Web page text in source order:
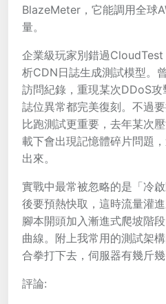
BlazeMeter，它能調用全球
量。
企業級玩家別錯過
析CDN日誌生成測試模型。
訪問紀錄，重現某次DDoS
誌位異常都完美復刻。不過
比跑測試更重要，去年某次
載下會出現記憶體碎片問題
出來。
實戰中最常被忽略的是「冷
後要預熱快取，這時流量灌
腳本開頭加入漸進式爬坡階
曲線。附上我常用的測試架
合拳打下去，伺服器有幾斤幾
評論: